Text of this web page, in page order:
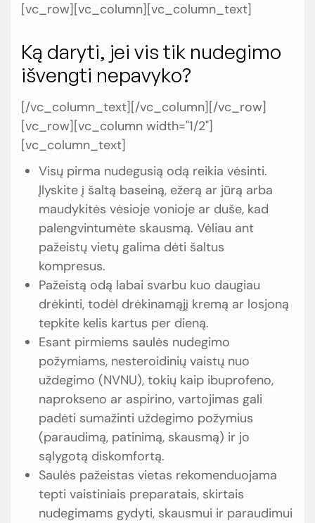
[vc_row][vc_column][vc_column_text]
Ką daryti, jei vis tik nudegimo
išvengti nepavyko?
[/vc_column_text][/vc_column][/vc_row]
[vc_row][vc_column width="1/2"]
[vc_column_text]
Visų pirma nudegusią odą reikia vėsinti.
Įlyskite į šaltą baseiną, ežerą ar jūrą arba
maudykitės vėsioje vonioje ar duše, kad
palengvintumėte skausmą. Vėliau ant
pažeistų vietų galima dėti šaltus
kompresus.
Pažeistą odą labai svarbu kuo daugiau
drėkinti, todėl drėkinamąjį kremą ar losjoną
tepkite kelis kartus per dieną.
Esant pirmiems saulės nudegimo
požymiams, nesteroidinių vaistų nuo
uždegimo (NVNU), tokių kaip ibuprofeno,
naprokseno ar aspirino, vartojimas gali
padėti sumažinti uždegimo požymius
(paraudimą, patinimą, skausmą) ir jo
sąlygotą diskomfortą.
Saulės pažeistas vietas rekomenduojama
tepti vaistiniais preparatais, skirtais
nudegimams gydyti, skausmui ir paraudimui